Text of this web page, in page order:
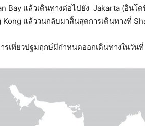
Bay แล้วเดินทางต่อไปยัง Jakarta (อินโ
Kong แล้ววนกลับมาสิ้นสุดการเดินทางที่
รเที่ยวปฐมฤกษ์มีกำหนดออกเดินทางในวัน